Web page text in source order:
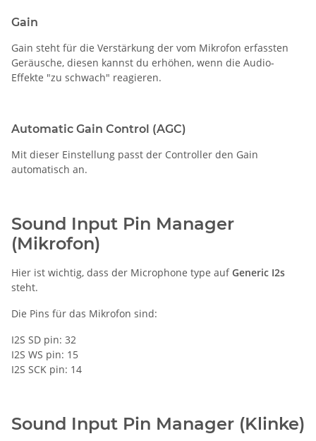
Gain
Gain steht für die Verstärkung der vom Mikrofon erfassten
Geräusche, diesen kannst du erhöhen, wenn die Audio-
Effekte "zu schwach" reagieren.
Automatic Gain Control (AGC)
Mit dieser Einstellung passt der Controller den Gain
automatisch an.
Sound Input Pin Manager
(Mikrofon)
Hier ist wichtig, dass der Microphone type aufGeneric I2s
steht.
Die Pins für das Mikrofon sind:
I2S SD pin: 32
I2S WS pin: 15
I2S SCK pin: 14
Sound Input Pin Manager (Klinke)